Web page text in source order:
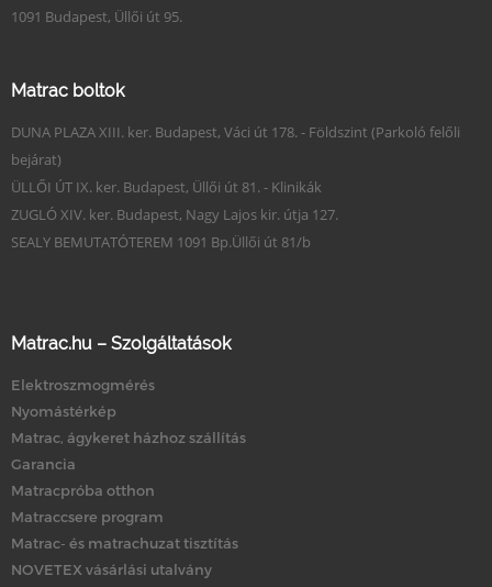
1091 Budapest, Üllői út 95.
Matrac boltok
DUNA PLAZA XIII. ker. Budapest, Váci út 178. - Földszint (Parkoló felőli
bejárat)
ÜLLŐI ÚT IX. ker. Budapest, Üllői út 81. - Klinikák
ZUGLÓ XIV. ker. Budapest, Nagy Lajos kir. útja 127.
SEALY BEMUTATÓTEREM 1091 Bp.Üllői út 81/b
Matrac.hu – Szolgáltatások
Elektroszmogmérés
Nyomástérkép
Matrac, ágykeret házhoz szállítás
Garancia
Matracpróba otthon
Matraccsere program
Matrac- és matrachuzat tisztítás
NOVETEX vásárlási utalvány